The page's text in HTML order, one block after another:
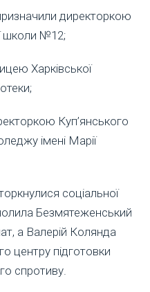
директоркою
школи №12;
Харківської
Куп’янського
імені Марії
соціальної
Безмятеженський
а Валерій Колянда
центру підготовки
спротиву.